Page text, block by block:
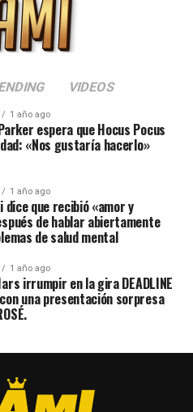
VIDEOS
1 año ago
espera que Hocus Pocus
«Nos gustaría hacerlo»
1 año ago
dice que recibió «amor y
de hablar abiertamente
de salud mental
1 año ago
irrumpir en la gira DEADLINE
con una presentación sorpresa